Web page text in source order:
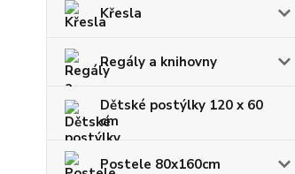
Křesla
Regály a knihovny
Dětské postýlky 120 x 60
cm
Postele 80x160cm